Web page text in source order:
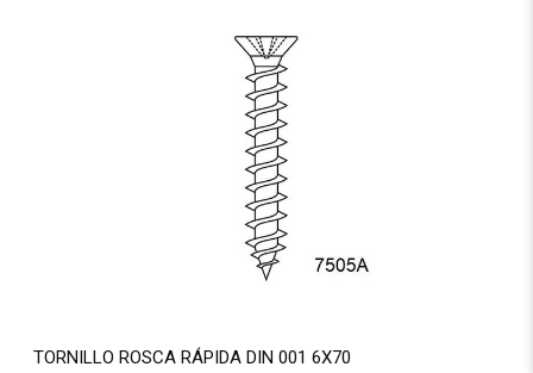
TORNILLO ROSCA RÁPIDA DIN 001 6X70